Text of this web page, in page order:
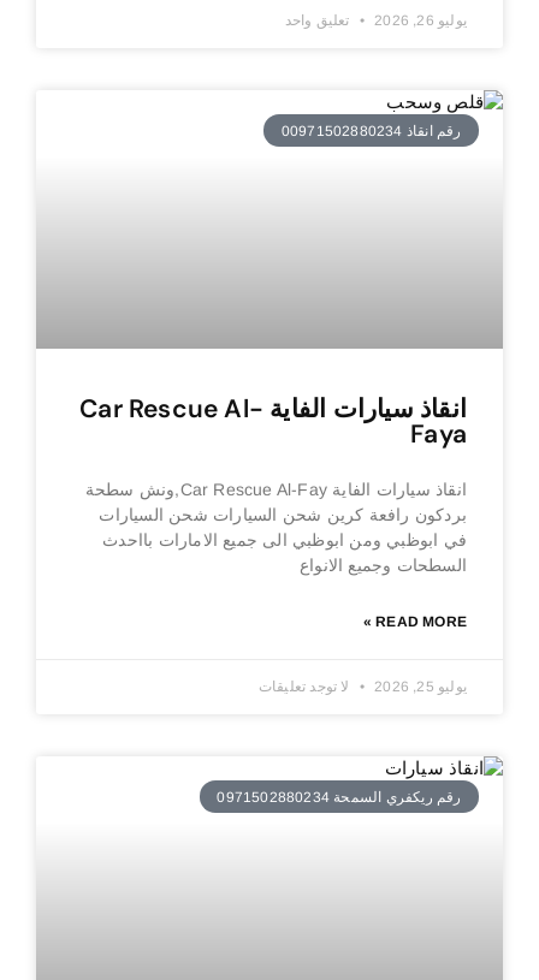
يوليو 26, 2026 تعليق واحد
رقم انقاذ 00971502880234
انقاذ سيارات الفاية Car Rescue Al-
Faya
انقاذ سيارات الفاية Car Rescue Al-Fay,ونش سطحة
بردكون رافعة كرين شحن السيارات شحن السيارات
في ابوظبي ومن ابوظبي الى جميع الامارات بااحدث
السطحات وجميع الانواع
READ MORE »
يوليو 25, 2026 لا توجد تعليقات
رقم ريكفري السمحة 0971502880234